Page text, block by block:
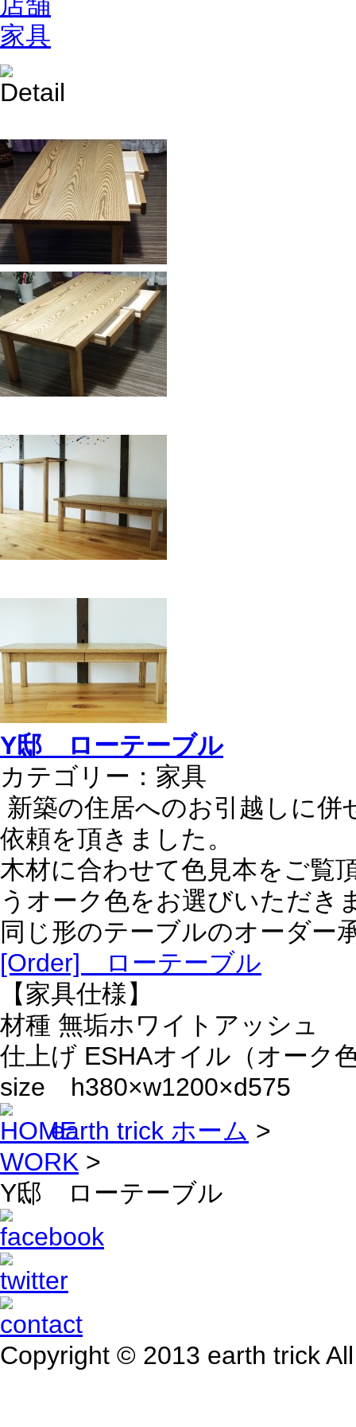
家具
Y邸 ローテーブル
カテゴリー： 家具
新築の住居へのお引越しに
依頼を頂きました。
木材に合わせて色見本をご覧
うオーク色をお選びいただき
同じ形のテーブルのオーダー
[Order] ローテーブル
【家具仕様】
材種 無垢ホワイトアッシュ
仕上げ ESHAオイル（オーク
size h380×w1200×d575
earth trick ホーム >
WORK >
Y邸 ローテーブル
Copyright © 2013 earth trick